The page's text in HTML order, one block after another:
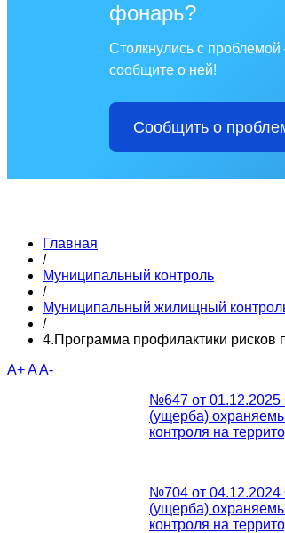
фонарь?
Столкнулись с
сообщите о ней!
Сообщить о
Главная
/
Муниципальный контроль
/
Муниципальный жилищный
/
4.Программа профилактики
A+AA-
№647 от 01.12.2025
(ущерба)
контроля на
№704 от 04.12.2024
(ущерба)
контроля на